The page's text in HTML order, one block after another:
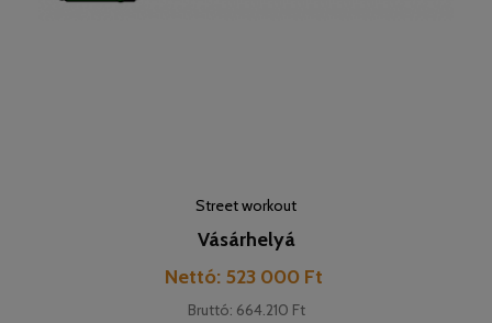
Street workout
Vásárhelyá
Pret
Nettó: 523 000 Ft
Bruttó: 664.210 Ft